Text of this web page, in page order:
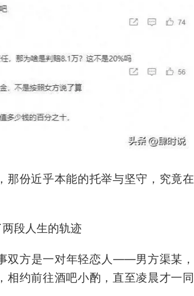
那份近乎本能的托举与坚守，究竟在
段人生的轨迹
双方是一对年轻恋人——男方渠某，
相约前往酒吧小酌，直至凌晨才一同